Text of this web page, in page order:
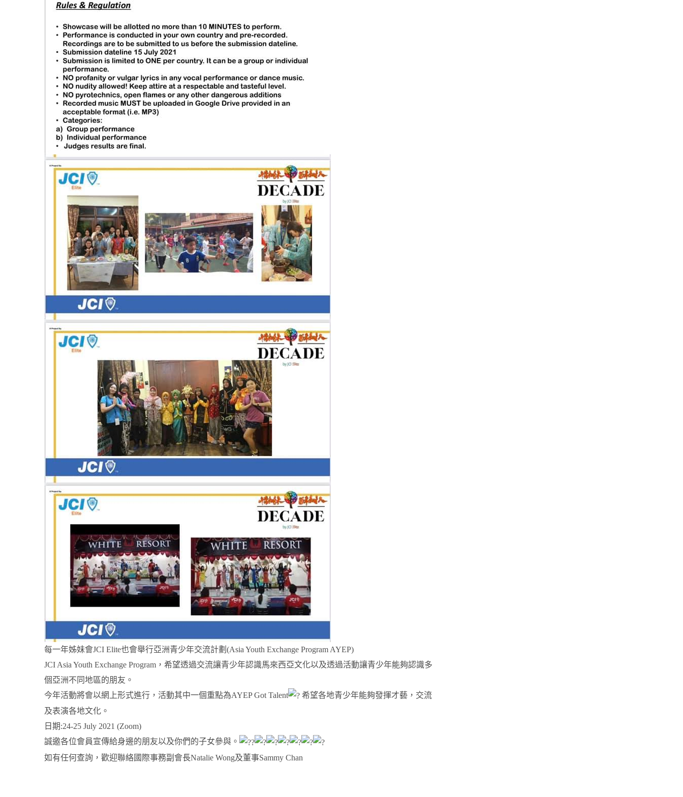
每一年姊妹會JCI Elite也會舉行亞洲青少年交流計劃(Asia Youth Exchange Program AYEP)
JCI Asia Youth Exchange Program ，希望透過交流讓青少年認識馬來西亞文化以及透過活動讓青少年能夠認識多
個亞洲不同地區的朋友。
今年活動將會以網上形式進行，活動其中一個重點為AYEP Got Talent
希望各地青少年能夠發揮才藝，交流
及表演各地文化。
日期:24-25 July 2021 (Zoom)
誠邀各位會員宣傳給身邊的朋友以及你們的子女參與。
如有任何查詢，歡迎聯絡國際事務副會長Natalie Wong及董事Sammy Chan